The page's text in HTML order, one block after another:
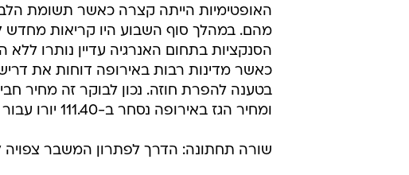
האופטימיות הייתה קצרה כאשר תשומת הלב
מהם. במהלך סוף השבוע היו קריאות מחדש
הסנקציות בתחום האנרגיה עדיין נותרו
כאשר מדינות רבות באירופה דוחות את
ומחיר הגז באירופה נסחר ב-111.40 יורו עבור MWh.
שורה תחתונה: הדרך לפתרון המשבר צפויה